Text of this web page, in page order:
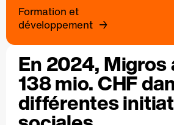
Formation et
développement
En 2024, Migros
138 mio. CHF
différentes